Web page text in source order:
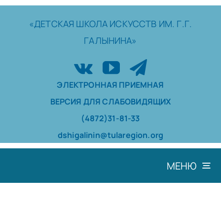
Skip
«ДЕТСКАЯ ШКОЛА ИСКУССТВ ИМ. Г.Г.
ГАЛЫНИНА»
ЭЛЕКТРОННАЯ ПРИЕМНАЯ
ВЕРСИЯ ДЛЯ СЛАБОВИДЯЩИХ
(4872)31-81-33
dshigalinin@tularegion.org
МЕНЮ